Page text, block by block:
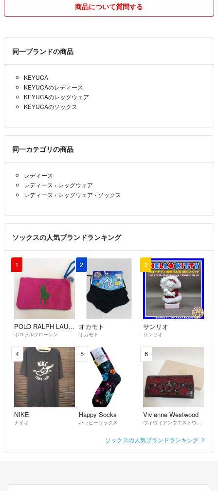
商品について質問する
同一ブランドの商品
KEYUCA
KEYUCAのレディース
KEYUCAのレッグウェア
KEYUCAのソックス
同一カテゴリの商品
レディース
レディース › レッグウェア
レディース › レッグウェア › ソックス
ソックスの人気ブランドランキング
1
POLO RALPH LAUREN
ポロラルフローレン
2
オカモト
オカモト
3
サンリオ
サンリオ
4
NIKE
ナイキ
5
Happy Socks
ハッピーソックス
6
Vivienne Westwood
ヴィヴィアンウエストウッド
ソックスの人気ブランドランキング